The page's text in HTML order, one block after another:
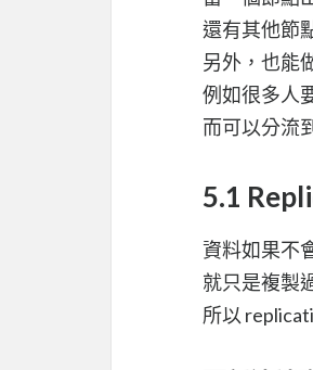
還有其他節
另外，也能
例如很多人
而可以分流
5.1
資料如果不
就只是複製
所以